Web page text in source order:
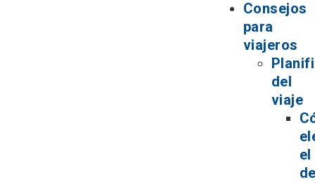
Consejos
para
viajeros
del
viaje
el